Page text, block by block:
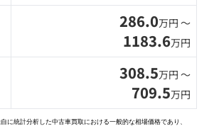
286.0万円 〜
1183.6万円
308.5万円 〜
709.5万円
に統計分析した中古車買取における一般的な相場価格であり、